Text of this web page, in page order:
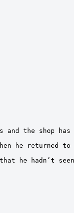
and the
he returned
hadn’t